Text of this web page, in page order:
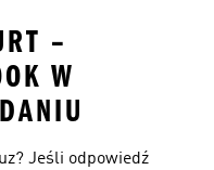
–
W
Jeśli odpowiedź